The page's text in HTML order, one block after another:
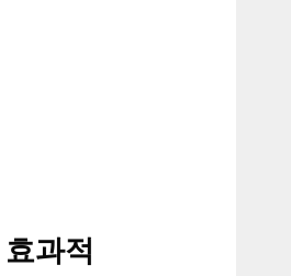
과적